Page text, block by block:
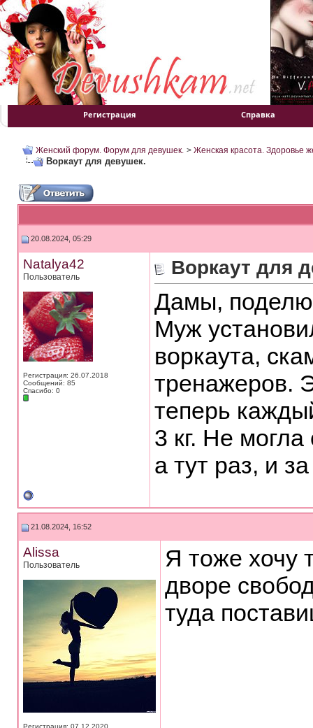
Регистрация Справка
Женский форум. Форум для девушек. > Женская красота. Здоровье
Воркаут для девушек.
20.08.2024, 05:29
Natalya42
Пользователь
Регистрация: 26.07.2018
Сообщений: 85
Спасибо: 0
Воркаут для
Дамы,
Муж
воркаута,
тренажеров.
теперь
3 кг. Не могла
а тут раз, и
21.08.2024, 16:52
Alissa
Пользователь
Регистрация: 07.12.2020
Я тоже хочу
дворе
туда